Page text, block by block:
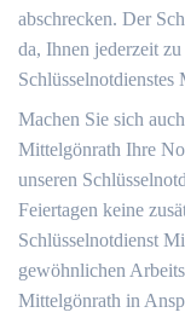
abschrecken. Der
da, Ihnen jederzeit
Machen Sie sich
Mittelgönrath Ihre
unseren
Feiertagen keine
Schlüsselnotdienst
gewöhnlichen
Mittelgönrath in